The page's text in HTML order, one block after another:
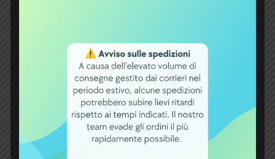
efficienza fin dal primo chilometro.
La tua e-bike ha perso lo sprint
iniziale? Scopri le nostre batterie di
ricambio ad alte prestazioni.
Categorie